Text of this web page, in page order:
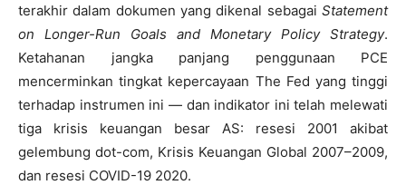
terakhir dalam dokumen yang dikenal sebagai Statement
on Longer-Run Goals and Monetary Policy Strategy.
Ketahanan jangka panjang penggunaan PCE
mencerminkan tingkat kepercayaan The Fed yang tinggi
terhadap instrumen ini — dan indikator ini telah melewati
tiga krisis keuangan besar AS: resesi 2001 akibat
gelembung dot-com, Krisis Keuangan Global 2007–2009,
dan resesi COVID-19 2020.